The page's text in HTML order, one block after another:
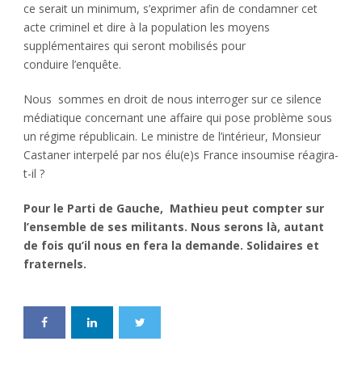
ce serait un minimum, s’exprimer afin de condamner cet
acte criminel et dire à la population les moyens
supplémentaires qui seront mobilisés pour
conduire l’enquête.
Nous sommes en droit de nous interroger sur ce silence
médiatique concernant une affaire qui pose problème sous
un régime républicain. Le ministre de l’intérieur, Monsieur
Castaner interpelé par nos élu(e)s France insoumise réagira-
t-il ?
Pour le Parti de Gauche, Mathieu peut compter sur
l’ensemble de ses militants. Nous serons là, autant
de fois qu’il nous en fera la demande. Solidaires et
fraternels.